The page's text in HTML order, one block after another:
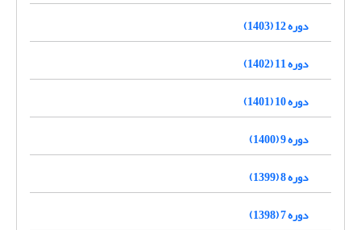
دوره 12 (1403)
دوره 11 (1402)
دوره 10 (1401)
دوره 9 (1400)
دوره 8 (1399)
دوره 7 (1398)